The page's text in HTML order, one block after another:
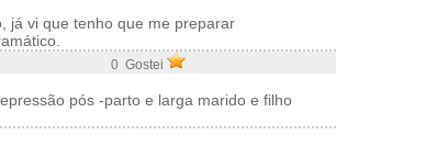
já vi que tenho que me preparar
0 Gostei
pós -parto e larga marido e filho